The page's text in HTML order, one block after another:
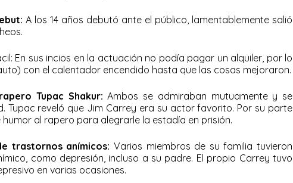
A los 14 años debutó ante el público, lamentablemente salió
En sus incios en la actuación no podía pagar un alquiler, por lo
con el calentador encendido hasta que las cosas mejoraron.
Tupac Shakur: Ambos se admiraban mutuamente y se
Tupac reveló que Jim Carrey era su actor favorito. Por su parte
al rapero para alegrarle la estadía en prisión.
trastornos anímicos: Varios miembros de su familia tuvieron
como depresión, incluso a su padre. El propio Carrey tuvo
en varias ocasiones.